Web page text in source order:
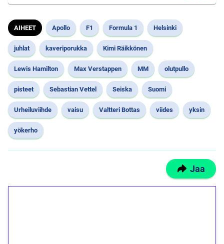
AIHEET Apollo F1 Formula 1 Helsinki
juhlat kaveriporukka Kimi Räikkönen
Lewis Hamilton Max Verstappen MM olutpullo
pisteet Sebastian Vettel Seiska Suomi
Urheiluviihde vaisu Valtteri Bottas viides yksin
yökerho
Jaa